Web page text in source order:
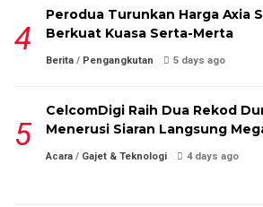
Perodua Turunkan Harga Axia
Berkuat Kuasa Serta-Merta
Berita / Pengangkutan 5 days ago
CelcomDigi Raih Dua Rekod
Menerusi Siaran Langsung
Acara / Gajet & Teknologi 4 days ago